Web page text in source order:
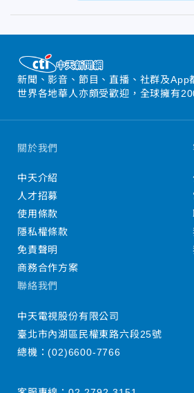
新聞、影音、節目、直播、社群及App
世界各地華人亦頗受歡迎，全球擁有
關於我們
中天介紹
人才招募
使用條款
隱私權條款
免責聲明
商務合作方案
聯絡我們
中天電視股份有限公司
臺北市內湖區民權東路六段25號
總機：(02)6600-7766